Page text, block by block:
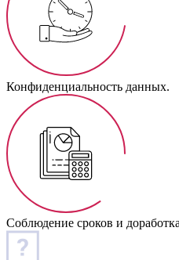
Конфиденциальность данных.
Соблюдение сроков и